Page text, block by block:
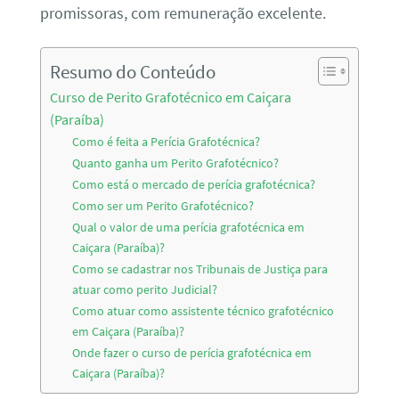
promissoras, com remuneração excelente.
Resumo do Conteúdo
Curso de Perito Grafotécnico em Caiçara
(Paraíba)
Como é feita a Perícia Grafotécnica?
Quanto ganha um Perito Grafotécnico?
Como está o mercado de perícia grafotécnica?
Como ser um Perito Grafotécnico?
Qual o valor de uma perícia grafotécnica em
Caiçara (Paraíba)?
Como se cadastrar nos Tribunais de Justiça para
atuar como perito Judicial?
Como atuar como assistente técnico grafotécnico
em Caiçara (Paraíba)?
Onde fazer o curso de perícia grafotécnica em
Caiçara (Paraíba)?